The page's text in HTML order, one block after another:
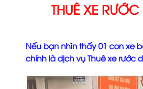
THUÊ XE
Nếu bạn nhìn thấy 01 con xe
chính là dịch vụ Thuê xe